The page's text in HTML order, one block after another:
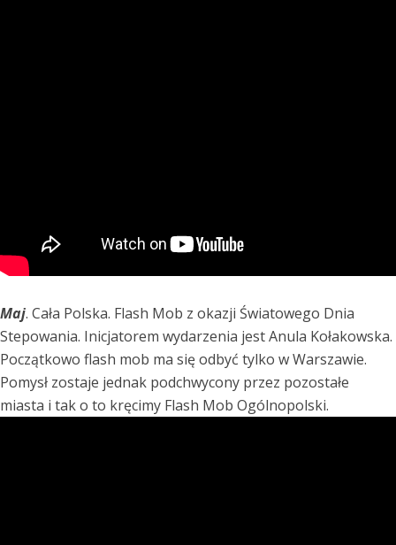
Maj. Cała Polska. Flash Mob z okazji Światowego Dnia
Stepowania. Inicjatorem wydarzenia jest Anula Kołakowska.
Początkowo flash mob ma się odbyć tylko w Warszawie.
Pomysł zostaje jednak podchwycony przez pozostałe
miasta i tak o to kręcimy Flash Mob Ogólnopolski.